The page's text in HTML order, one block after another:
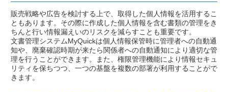
販売戦略や広告を検討する上で、取得した個人情報を活用するこ
ともあります。その際に作成した個人情報を含む書類の管理をき
ちんと行い情報漏えいのリスクを減らすことも重要です。
文書管理システムMyQuickは個人情報保管時に管理者への自動通
知や、廃棄確認時期が来たら関係者への自動通知により適切な管
理を行うことができます。また、権限管理機能により情報セキュ
リティを保ちつつ、一つの基盤を複数の部署が利用することがで
きます。